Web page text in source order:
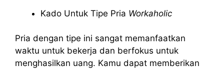
Kado Untuk Tipe Pria Workaholic
Pria dengan tipe ini sangat memanfaatkan
waktu untuk bekerja dan berfokus untuk
menghasilkan uang. Kamu dapat memberikan